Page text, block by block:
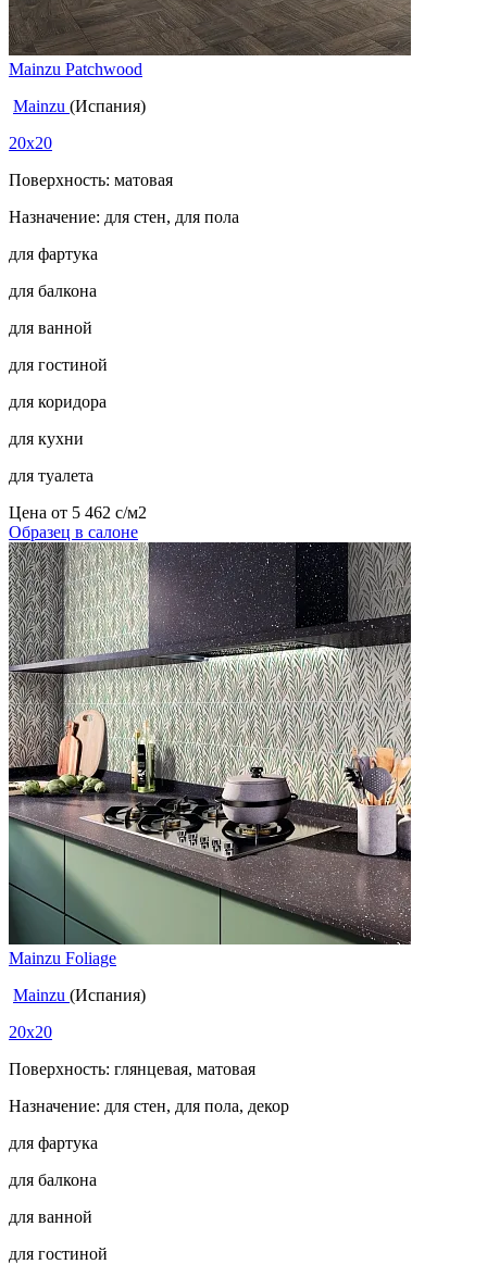
Mainzu Patchwood
Mainzu (Испания)
20x20
Поверхность: матовая
Назначение: для стен, для пола
для фартука
для балкона
для ванной
для гостиной
для коридора
для кухни
для туалета
Цена от 5 462 c/м2
Образец в салоне
Mainzu Foliage
Mainzu (Испания)
20x20
Поверхность: глянцевая, матовая
Назначение: для стен, для пола, декор
для фартука
для балкона
для ванной
для гостиной